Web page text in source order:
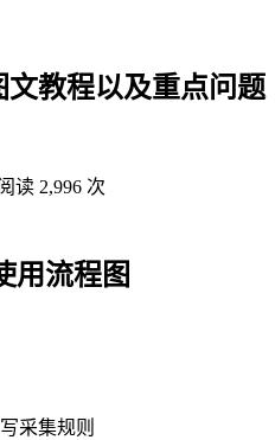
教程以及重点问题
读 2,996 次
用流程图
采集规则